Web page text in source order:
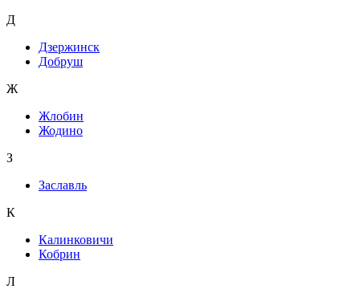
Д
Дзержинск
Добруш
Ж
Жлобин
Жодино
З
Заславль
К
Калинковичи
Кобрин
Л